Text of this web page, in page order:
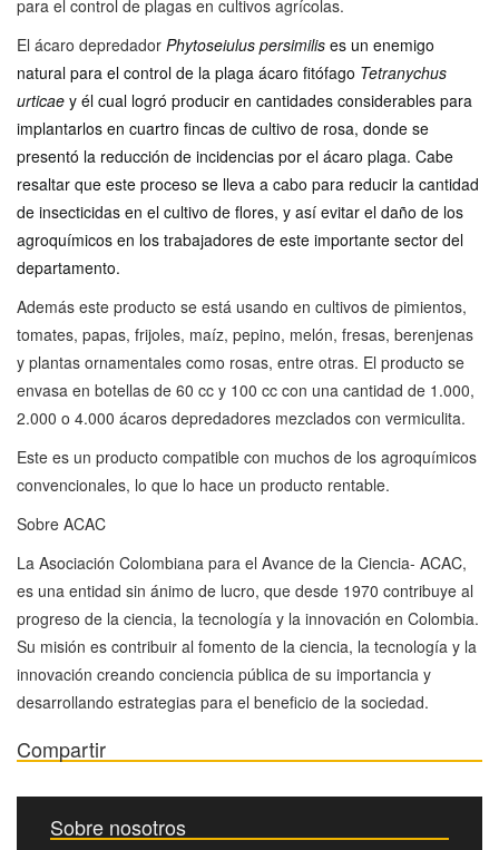
para el control de plagas en cultivos agrícolas.
El ácaro depredador Phytoseiulus persimilis es un enemigo
natural para el control de la plaga ácaro fitófago Tetranychus
urticae y él cual logró producir en cantidades considerables para
implantarlos en cuartro fincas de cultivo de rosa, donde se
presentó la reducción de incidencias por el ácaro plaga. Cabe
resaltar que este proceso se lleva a cabo para reducir la cantidad
de insecticidas en el cultivo de flores, y así evitar el daño de los
agroquímicos en los trabajadores de este importante sector del
departamento.
Además este producto se está usando en cultivos de pimientos,
tomates, papas, frijoles, maíz, pepino, melón, fresas, berenjenas
y plantas ornamentales como rosas, entre otras. El producto se
envasa en botellas de 60 cc y 100 cc con una cantidad de 1.000,
2.000 o 4.000 ácaros depredadores mezclados con vermiculita.
Este es un producto compatible con muchos de los agroquímicos
convencionales, lo que lo hace un producto rentable.
Sobre ACAC
La Asociación Colombiana para el Avance de la Ciencia- ACAC,
es una entidad sin ánimo de lucro, que desde 1970 contribuye al
progreso de la ciencia, la tecnología y la innovación en Colombia.
Su misión es contribuir al fomento de la ciencia, la tecnología y la
innovación creando conciencia pública de su importancia y
desarrollando estrategias para el beneficio de la sociedad.
Compartir
Sobre nosotros